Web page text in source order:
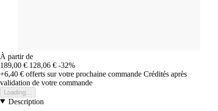
À partir de
189,00 € 128,06 € -32%
+6,40 € offerts sur votre prochaine commande Crédités après
validation de votre commande
Loading...
Description